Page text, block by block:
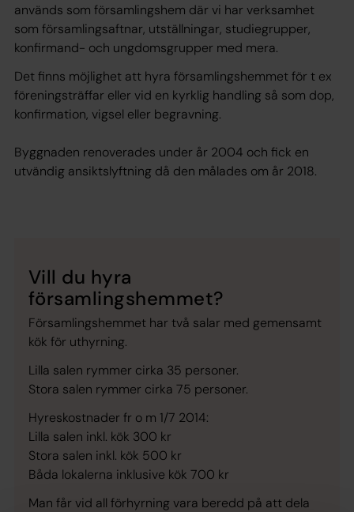
används som församlingshem där vi har verksamhet
som församlingsaftnar, utställningar, studiegrupper,
konfirmand- och ungdomsgrupper med mera.
Det finns möjlighet att hyra församlingshemmet för t ex
föreningsträffar eller vid en kyrklig handling så som dop,
konfirmation, vigsel eller begravning.
Byggnaden renoverades under år 2004 och fick en
utvändig ansiktslyftning då den målades om år 2018.
Vill du hyra
församlingshemmet?
Församlingshemmet har två salar med gemensamt
kök för uthyrning.
Lilla salen rymmer cirka 35 personer.
Stora salen rymmer cirka 75 personer.
Hyreskostnader fr o m 1/7 2014:
Lilla salen inkl. kök 300 kr
Stora salen inkl. kök 500 kr
Båda lokalerna inklusive kök 700 kr
Man får vid all förhyrning vara beredd på att dela